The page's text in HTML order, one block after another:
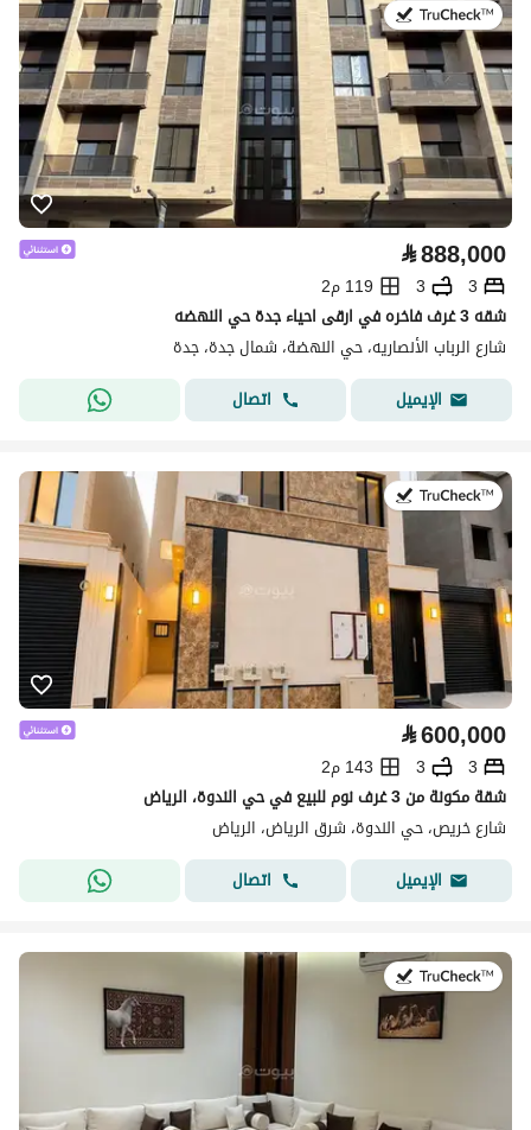
في:26 يوليو 2026
⃁888,000
3
3
119 م2
شقه 3 غرف فاخره في ارقى احياء جدة حي النهضه
شارع الرباب الأنصاريه، حي النهضة، شمال جدة، جدة
الإيميل
اتصال
في:9 يوليو 2026
⃁600,000
3
3
143 م2
شقة مكونة من 3 غرف نوم للبيع في حي الندوة، الرياض
شارع خريص، حي الندوة، شرق الرياض، الرياض
الإيميل
اتصال
في:9 يوليو 2026